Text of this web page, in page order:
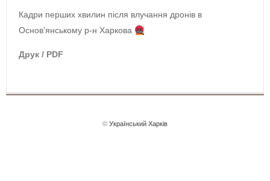
Кадри перших хвилин після влучання дронів в
Основ'янському р-н Харкова
Друк / PDF
© Український Харків